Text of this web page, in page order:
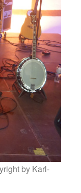
by Karl-